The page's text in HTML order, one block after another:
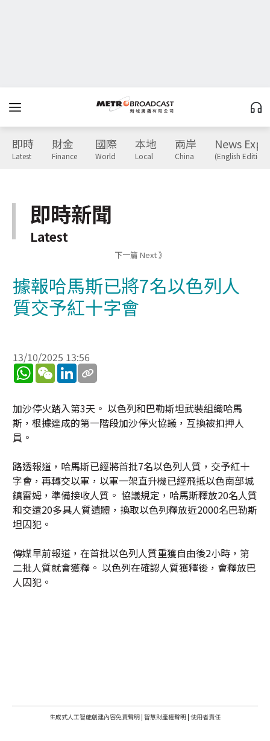
即時
Latest
財金
Finance
國際
World
本地
Local
兩岸
China
News
(English Edition)
即時新聞
Latest
下一篇 Next 》
據報哈馬斯已將7名以色列人
質交予紅十字會
13/10/2025 13:56
WhatsApp
WeChatLinkedIn
加沙停火踏入第3天。 以色列和巴勒斯坦武裝組織哈馬
斯，根據達成的第一階段加沙停火協議，互換被扣押人
員。
路透報道，哈馬斯已經將首批7名以色列人質，交予紅十
字會，再轉交以軍，以軍一架直升機已經飛抵以色南部城
鎮雷姆，準備接收人質。 協議規定，哈馬斯釋放20名人質
和交還20多具人質遺體，換取以色列釋放近2000名巴勒斯
坦囚犯。
傳媒早前報道，在首批以色列人質重獲自由後2小時，第
二批人質就會獲釋。 以色列在確認人質獲釋後，會釋放巴
人囚犯。
生成式人工智能創建內容免責聲明 | 智慧財產權聲明 | 使用者責任